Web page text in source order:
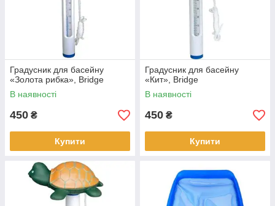
Градусник для басейну
«Золота рибка», Bridge
В наявності
450 ₴
Купити
Градусник для басейну
«Кит», Bridge
В наявності
450 ₴
Купити